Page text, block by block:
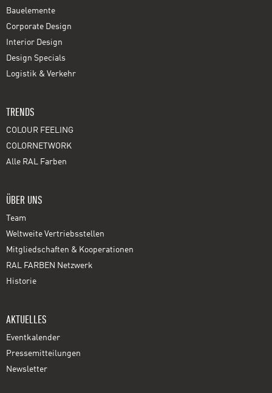
Bauelemente
Corporate Design
Interior Design
Design Specials
Logistik & Verkehr
TRENDS
COLOUR FEELING
COLORNETWORK
Alle RAL Farben
ÜBER UNS
Team
Weltweite Vertriebsstellen
Mitgliedschaften & Kooperationen
RAL FARBEN Netzwerk
Historie
AKTUELLES
Eventkalender
Pressemitteilungen
Newsletter